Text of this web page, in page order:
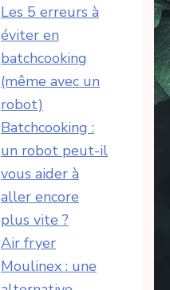
Les 5 erreurs à
éviter en
batchcooking
(même avec un
robot)
Batchcooking :
un robot peut-il
vous aider à
aller encore
plus vite ?
Air fryer
Moulinex : une